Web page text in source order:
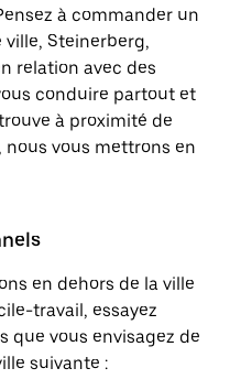
à commander un
ville, Steinerberg,
relation avec des
conduire partout et
à proximité de
vous mettrons en
en dehors de la ville
travail, essayez
que vous envisagez de
suivante :